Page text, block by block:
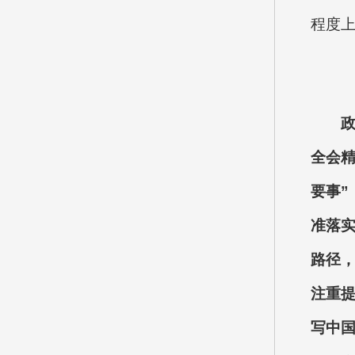
程度
全会
要事”
准落
路径
注重
写中